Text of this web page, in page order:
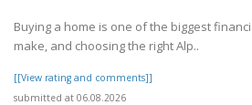
Buying a home is one of the biggest
make, and choosing the right Alp..
[[View rating and comments]]
submitted at 06.08.2026